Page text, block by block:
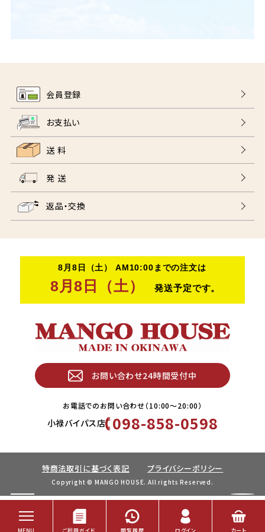
会員登録
お支払い
送 料
発 送
返品・交換
お問い合わせ24時間受付中
お電話でのお問い合わせ（10:00〜20:00）
小禄バイパス店 098-858-0598
特商法取引に基づく表記 プライバシーポリシー
Copyright © MANGO HOUSE. All rights Reserved.